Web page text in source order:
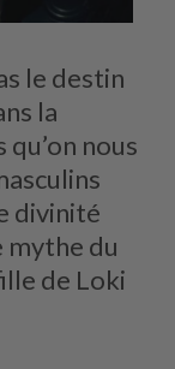
le destin
la
nous
divinité
mythe du
de Loki